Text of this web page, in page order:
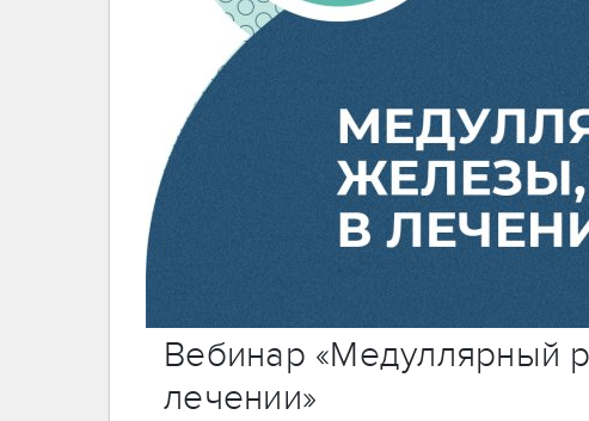
Вебинар «Медуллярный
лечении»